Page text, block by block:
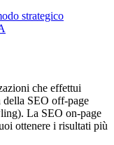
strategico
che effettui
SEO off-page
La SEO on-page
ottenere i risultati più